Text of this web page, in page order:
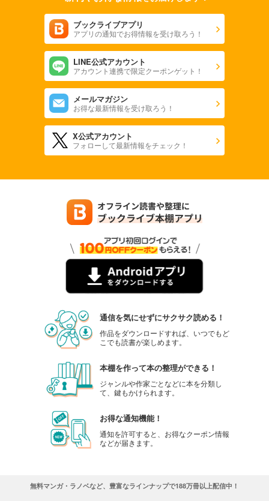
あらすじを表示する
フォトコン2024年4月号
あらすじを表示する
フォトコン2024年3月号
カート
あらすじを表示する
フォトコン2024年2月号
1,048円 (税込)
フォトコン2024年1月号
1,048円 (税込)
あらすじを表示する
フォトコン2023年12月号
1,048
円 (税込)
ブックライブアプリ
アプリの通知でお得情報を受け取ろう！
LINE公式アカウント
アカウント連携で限定クーポンゲット！
メールマガジン
お得な最新情報を受け取ろう！
X公式アカウント
フォローして最新情報をチェック！
通信を気にせずにサクサク読める！
作品をダウンロードすれば、いつでもど
こでも読書が楽しめます。
本棚を作って本の整理ができる！
ジャンルや作家ごとなどに本を分類し
て、鍵もかけられます。
お得な通知機能！
通知を許可すると、お得なクーポン情報
などが届きます。
無料マンガ・ラノベなど、豊富なラインナップで188万冊以上配信中！